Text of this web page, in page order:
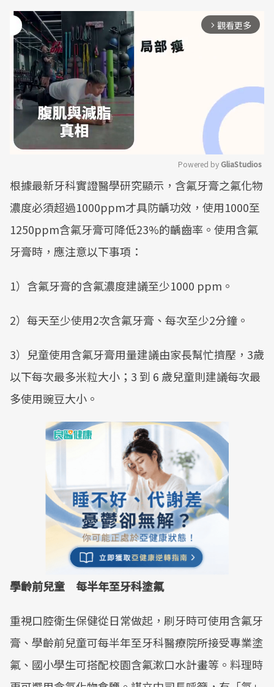
arrow_forward_ios 觀看更多
Mute
Powered by GliaStudios
根據最新牙科實證醫學研究顯示，含氟牙膏之氟化物
濃度必須超過1000ppm才具防齲功效，使用1000至
1250ppm含氟牙膏可降低23%的齲齒率。使用含氟
牙膏時，應注意以下事項：
1）含氟牙膏的含氟濃度建議至少1000 ppm。
2）每天至少使用2次含氟牙膏、每次至少2分鐘。
3）兒童使用含氟牙膏用量建議由家長幫忙擠壓，3歲
以下每次最多米粒大小；3 到 6 歲兒童則建議每次最
多使用豌豆大小。
學齡前兒童 每半年至牙科塗氟
重視口腔衛生保健從日常做起，刷牙時可使用含氟牙
膏、學齡前兒童可每半年至牙科醫療院所接受專業塗
氟、國小學生可搭配校園含氟漱口水計畫等。料理時